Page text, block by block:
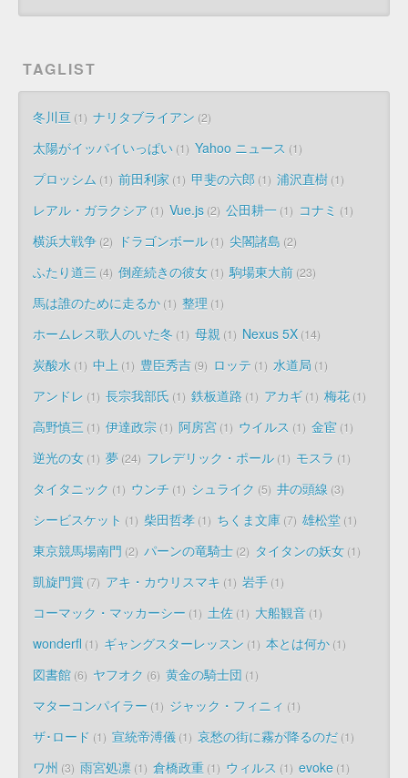
TAGLIST
冬川亘 1 ナリタブライアン 2
太陽がイッパイいっぱい 1 Yahoo ニュース 1
プロッシム 1 前田利家 1 甲斐の六郎 1 浦沢直樹 1
レアル・ガラクシア 1 Vue.js 2 公田耕一 1 コナミ 1
横浜大戦争 2 ドラゴンボール 1 尖閣諸島 2
ふたり道三 4 倒産続きの彼女 1 駒場東大前 23
馬は誰のために走るか 1 整理 1
ホームレス歌人のいた冬 1 母親 1 Nexus 5X 14
炭酸水 1 中上 1 豊臣秀吉 9 ロッテ 1 水道局 1
アンドレ 1 長宗我部氏 1 鉄板道路 1 アカギ 1 梅花 1
高野慎三 1 伊達政宗 1 阿房宮 1 ウイルス 1 金宦 1
逆光の女 1 夢 24 フレデリック・ポール 1 モスラ 1
タイタニック 1 ウンチ 1 シュライク 5 井の頭線 3
シービスケット 1 柴田哲孝 1 ちくま文庫 7 雄松堂 1
東京競馬場南門 2 パーンの竜騎士 2 タイタンの妖女 1
凱旋門賞 7 アキ・カウリスマキ 1 岩手 1
コーマック・マッカーシー 1 土佐 1 大船観音 1
wonderfl 1 ギャングスターレッスン 1 本とは何か 1
図書館 6 ヤフオク 6 黄金の騎士団 1
マターコンパイラー 1 ジャック・フィニィ 1
ザ･ロード 1 宣統帝溥儀 1 哀愁の街に霧が降るのだ 1
ワ州 3 雨宮処凛 1 倉橋政重 1 ウィルス 1 evoke 1